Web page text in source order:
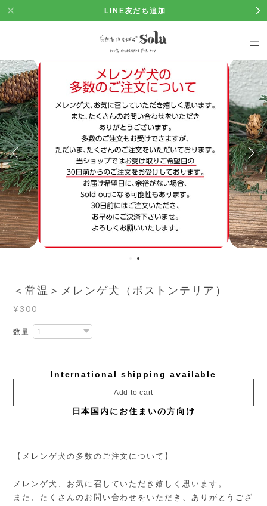
LINE友だち追加
＜常温＞メレンゲ犬（ボストンテリア）
¥300
数量
International shipping available
Add to cart
日本国内にお住まいの方向け
【メレンゲ犬の多数のご注文について】
メレンゲ犬、お気に召していただき嬉しく思います。
また、たくさんのお問い合わせをいただき、ありがとうござ